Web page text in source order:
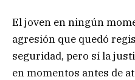
El joven en ningún
agresión que quedó
seguridad, pero sí la
en momentos antes de